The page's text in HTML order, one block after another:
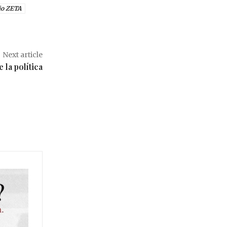
ZETA
Next article
la política